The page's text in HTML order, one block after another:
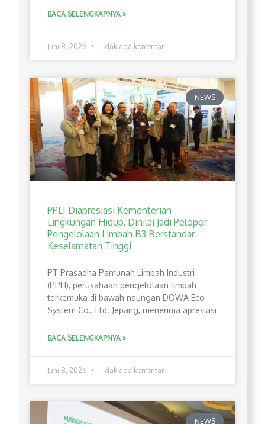
BACA SELENGKAPNYA »
Juni 8, 2026 Tidak ada komentar
NEWS
PPLI Diapresiasi Kementerian
Lingkungan Hidup, Dinilai Jadi Pelopor
Pengelolaan Limbah B3 Berstandar
Keselamatan Tinggi
PT Prasadha Pamunah Limbah Industri
(PPLI), perusahaan pengelolaan limbah
terkemuka di bawah naungan DOWA Eco-
System Co., Ltd. Jepang, menerima apresiasi
BACA SELENGKAPNYA »
Juni 8, 2026 Tidak ada komentar
NEWS